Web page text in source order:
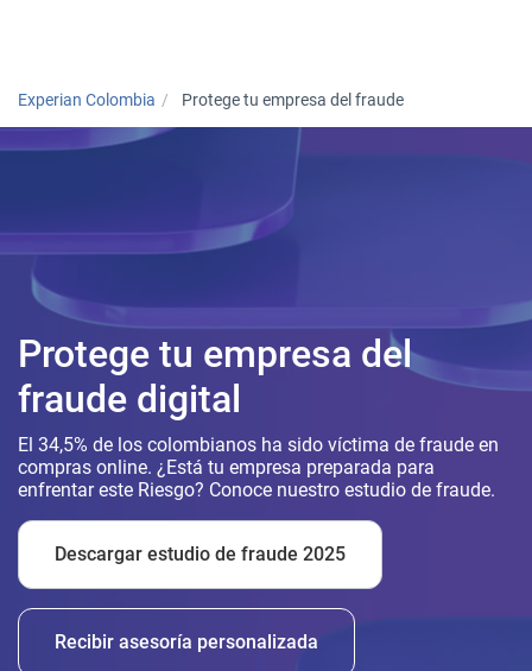
Experian Colombia Protege tu empresa del fraude
Protege tu empresa del
fraude digital
El 34,5% de los colombianos ha sido víctima de fraude en
compras online. ¿Está tu empresa preparada para
enfrentar este Riesgo? Conoce nuestro estudio de fraude.
Descargar estudio de fraude 2025
Recibir asesoría personalizada